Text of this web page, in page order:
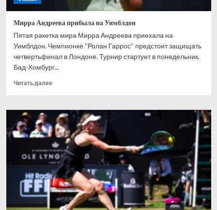
Мирра Андреева прибыла на Уимблдон
Пятая ракетка мира Мирра Андреева приехала на
Уимблдон. Чемпионке "Ролан Гаррос" предстоит защищать
четвертьфинал в Лондоне. Турнир стартует в понедельник.
Бад-Хомбург...
Читать далееПрочитать
Мирра
Андреева
прибыла
на
Уимблдон